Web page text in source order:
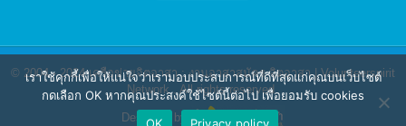
© 2004 - 2024เครือข่ายจิตอาสา : งานอาสาสมัคร จิตอาสา | Volunteerspirit
Network. All rights reserved.
Designed by
เราใช้คุกกี้เพื่อให้แน่ใจว่าเรามอบประสบการณ์ที่ดีที่สุดแก่คุณบนเว็บไซต์
กดเลือก OK หากคุณประสงค์ใช้ไซต์นี้ต่อไป เพื่อยอมรับ cookies
OK
Privacy policy